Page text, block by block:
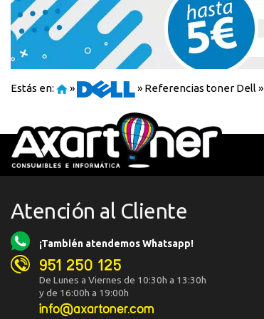
Estás en: » » Referencias toner Dell»
Atención al Cliente
¡También atendemos Whatsapp!
951 250 125
De Lunes a Viernes de 10:30h a 13:30h
y de 16:00h a 19:00h
info@axartoner.com